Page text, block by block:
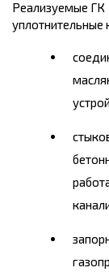
Реализуемые ГК
уплотнительные